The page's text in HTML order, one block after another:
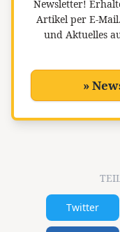
Newsletter!
Artikel per E-
und Aktuelles
»
Twitter